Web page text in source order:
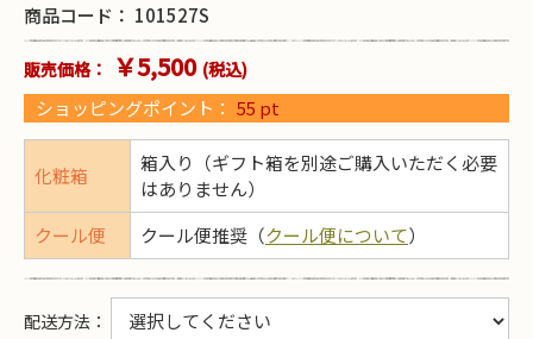
商品コード： 101527S
販売価格： ￥5,500 (税込)
ショッピングポイント： 55 pt
化粧箱
箱入り（ギフト箱を別途ご購入いただく必要
はありません）
クール便
クール便推奨（クール便について）
配送方法 ：